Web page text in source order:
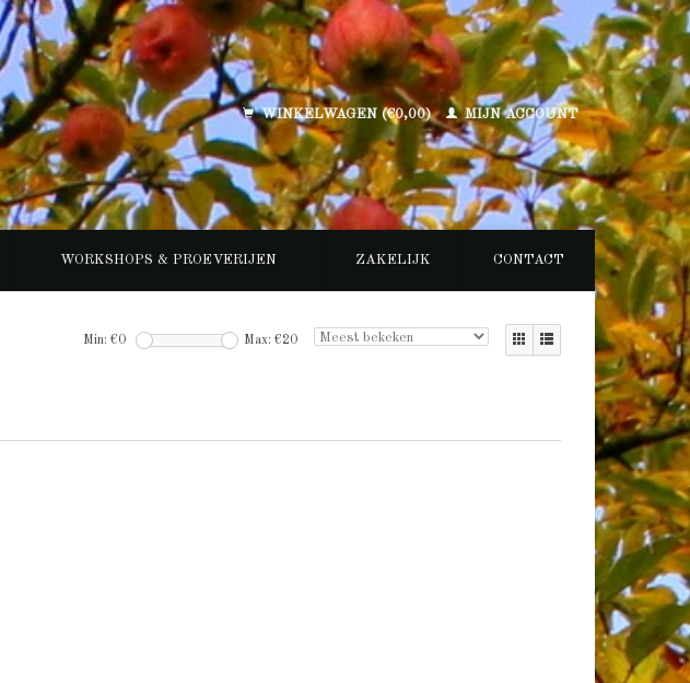
WINKELWAGEN (€0,00) MIJN ACCOUNT
WORKSHOPS & PROEVERIJEN ZAKELIJK CONTACT
Min: €0 Max: €20